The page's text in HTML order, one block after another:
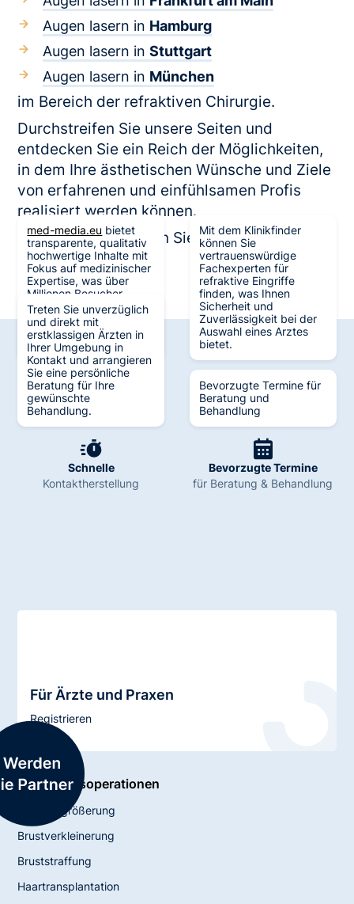
Augen lasern in Hamburg
Augen lasern inStuttgart
Augen lasern in München
im Bereich der refraktiven Chirurgie.
Durchstreifen Sie unsere Seiten und
entdecken Sie ein Reich der Möglichkeiten,
in dem Ihre ästhetischen Wünsche und Ziele
von erfahrenen und einfühlsamen Profis
realisiert werden können.
Mit MedMedia finden Sie den Weg zu einem
erneuerten Selbst.
med-media.eu bietet
transparente, qualitativ
hochwertige Inhalte mit
Fokus auf medizinischer
Expertise, was über
Millionen Besucher
generiert hat und zu
Berichterstattungen in
verschiedenen Medien
führt.
Verifiziert
durch Experten
Mit dem Klinikfinder
können Sie
vertrauenswürdige
Fachexperten für
refraktive Eingriffe
finden, was Ihnen
Sicherheit und
Zuverlässigkeit bei der
Auswahl eines Arztes
bietet.
Große Auswahl
an Fachexperten
Treten Sie unverzüglich
und direkt mit
erstklassigen Ärzten in
Ihrer Umgebung in
Kontakt und arrangieren
Sie eine persönliche
Beratung für Ihre
gewünschte
Behandlung.
Schnelle
Kontaktherstellung
Bevorzugte Termine für
Beratung und
Behandlung
Bevorzugte Termine
für Beratung & Behandlung
Für Ärzte und Praxen
Registrieren
Schönheitsoperationen
Brustvergrößerung
Brustverkleinerung
Bruststraffung
Haartransplantation